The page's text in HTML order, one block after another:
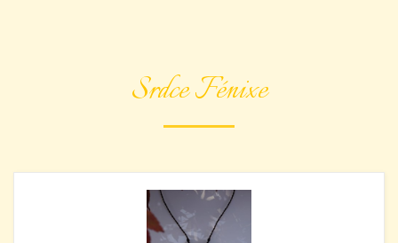
Srdce Fénixe